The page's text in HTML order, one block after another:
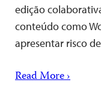
edição
conteúdo como
apresentar risco
Read More ›